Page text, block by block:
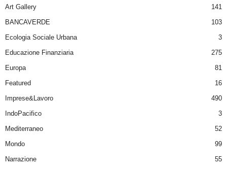
Art Gallery
141
BANCAVERDE
103
Ecologia Sociale Urbana
3
Educazione Finanziaria
275
Europa
81
Featured
16
Imprese&Lavoro
490
IndoPacifico
3
Mediterraneo
52
Mondo
99
Narrazione
55